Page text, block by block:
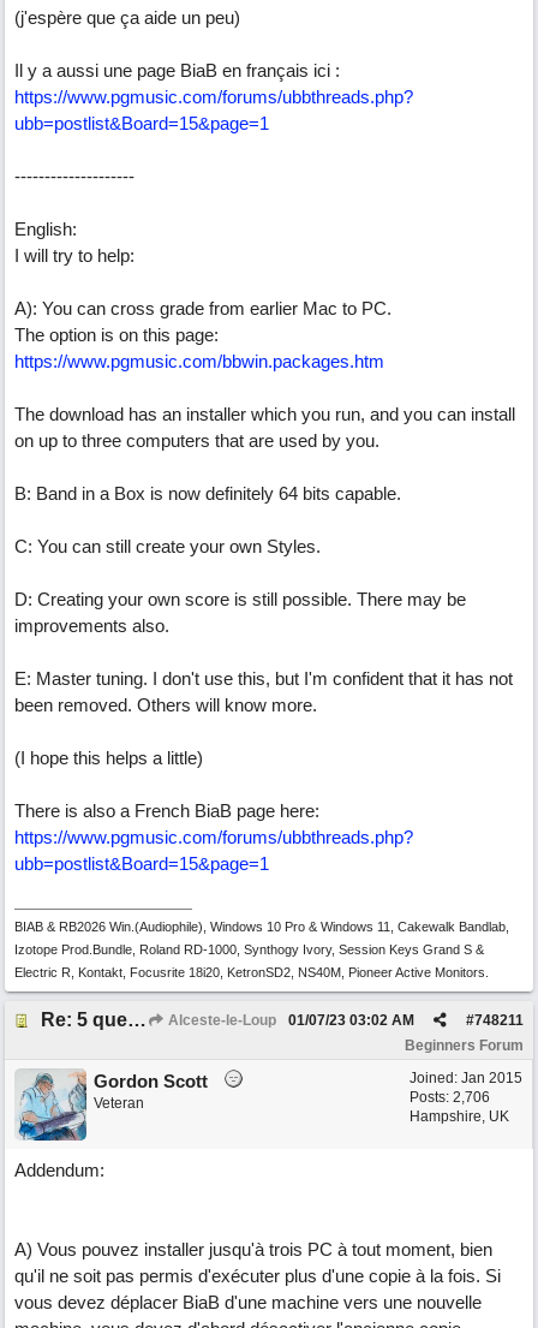
(j'espère que ça aide un peu)
Il y a aussi une page BiaB en français ici :
https://www.pgmusic.com/forums/ubbthreads.php?
ubb=postlist&Board=15&page=1
--------------------
English:
I will try to help:
A): You can cross grade from earlier Mac to PC.
The option is on this page:
https://www.pgmusic.com/bbwin.packages.htm
The download has an installer which you run, and you can install
on up to three computers that are used by you.
B: Band in a Box is now definitely 64 bits capable.
C: You can still create your own Styles.
D: Creating your own score is still possible. There may be
improvements also.
E: Master tuning. I don't use this, but I'm confident that it has not
been removed. Others will know more.
(I hope this helps a little)
There is also a French BiaB page here:
https://www.pgmusic.com/forums/ubbthreads.php?
ubb=postlist&Board=15&page=1
BIAB & RB2026 Win.(Audiophile), Windows 10 Pro & Windows 11, Cakewalk Bandlab,
Izotope Prod.Bundle, Roland RD-1000, Synthogy Ivory, Session Keys Grand S &
Electric R, Kontakt, Focusrite 18i20, KetronSD2, NS40M, Pioneer Active Monitors.
Re: 5 questions sur l'actuel Band-in-a-Box, pour un ancien utilisateur désireux de s' "actualiser"! Alceste-le-Loup #748211
01/07/23 03:02 AM
Beginners Forum
Joined: Jan 2015
Posts: 2,706
Hampshire, UK
Gordon Scott
Veteran
Addendum:
A) Vous pouvez installer jusqu'à trois PC à tout moment, bien
qu'il ne soit pas permis d'exécuter plus d'une copie à la fois. Si
vous devez déplacer BiaB d'une machine vers une nouvelle